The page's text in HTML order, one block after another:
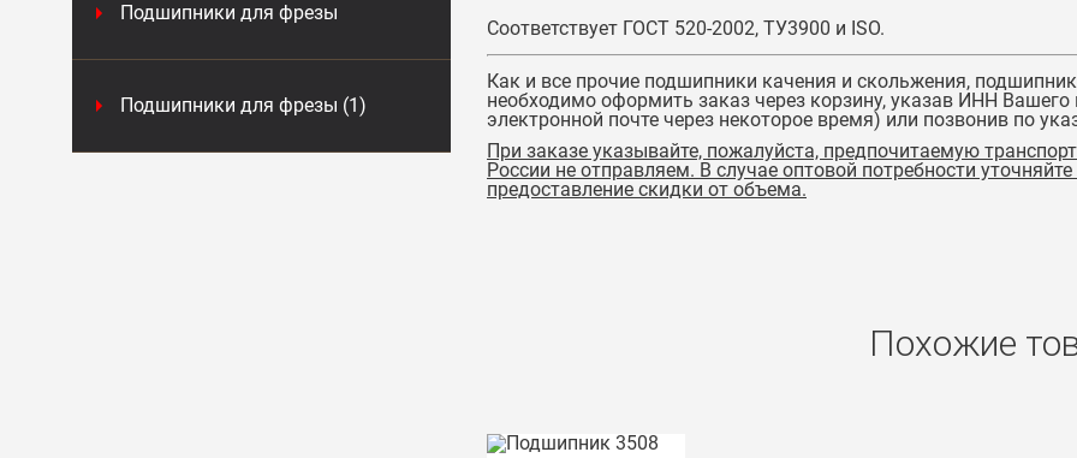
Подшипники для фрезы
Подшипники для фрезы (1)
Соответствует ГОСТ 520-2002, ТУ3900 и ISO.
Как и все прочие подшипники качения и скольжения,
необходимо оформить заказ через корзину, указав ИНН
электронной почте через некоторое время) или позвонив по
При заказе указывайте, пожалуйста, предпочитаемую
России не отправляем. В случае оптовой потребности
предоставление скидки от объема.
Похожие